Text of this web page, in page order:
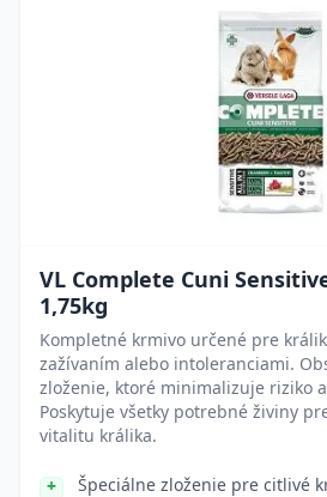
VL Complete Cuni
1,75kg
Kompletné krmivo určené pre
zažívaním alebo intoleranciami.
zloženie, ktoré minimalizuje riziko
Poskytuje všetky potrebné živiny
vitalitu králika.
Špeciálne zloženie pre citlivé